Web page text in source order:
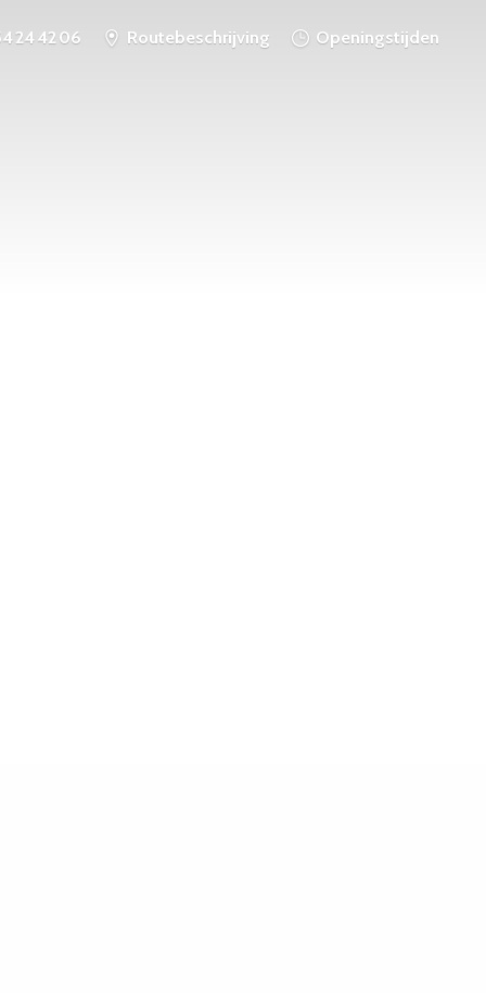
24 42 06 Routebeschrijving Openingstijden